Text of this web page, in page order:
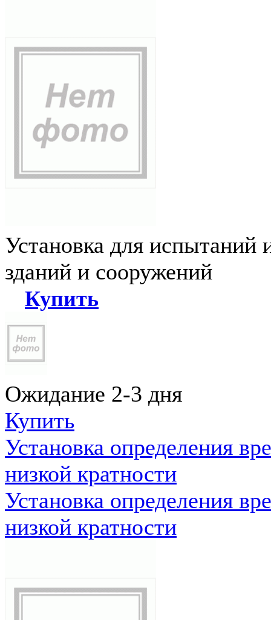
Установка для испытаний
зданий и сооружений
Купить
Ожидание 2-3 дня
Купить
Установка определения
низкой кратности
Установка определения
низкой кратности